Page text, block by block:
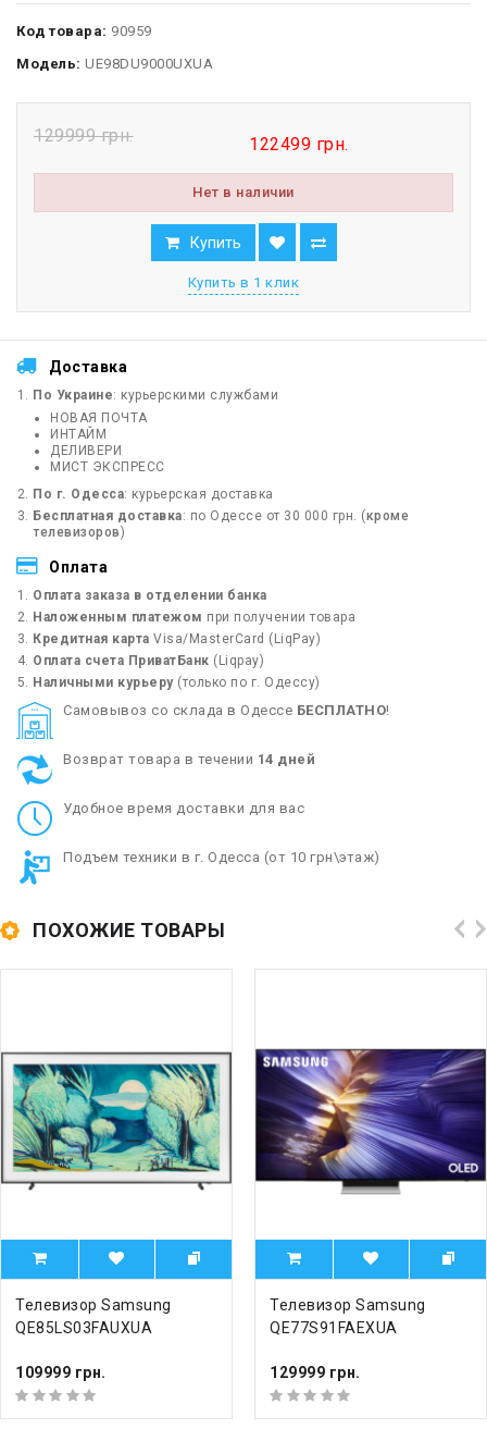
Код товара: 90959
Модель: UE98DU9000UXUA
129999 грн. 122499 грн.
Нет в наличии
Купить
Купить в 1 клик
Доставка
По Украине: курьерскими службами
НОВАЯ ПОЧТА
ИНТАЙМ
ДЕЛИВЕРИ
МИСТ ЭКСПРЕСС
По г. Одесса: курьерская доставка
Бесплатная доставка: по Одессе от 30 000 грн. (кроме
телевизоров)
Оплата
Оплата заказа в отделении банка
Наложенным платежом при получении товара
Кредитная карта Visa/MasterCard (LiqPay)
Оплата счета ПриватБанк (Liqpay)
Наличными курьеру(только по г. Одессу)
Cамовывоз со склада в Одессе БЕСПЛАТНО!
Возврат товара в течении 14 дней
Удобное время доставки для вас
Подъем техники в г. Одесса (от 10 грн\этаж)
ПОХОЖИЕ ТОВАРЫ
Телевизор Samsung
QE85LS03FAUXUA
109999 грн.
Телевизор Samsung
QE77S91FAEXUA
129999 грн.